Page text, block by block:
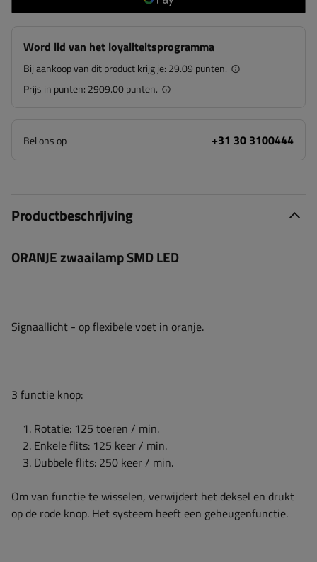
Word lid van het loyaliteitsprogramma
Bij aankoop van dit product krijg je: 29.09 punten.
Prijs in punten: 2909.00 punten.
Bel ons op +31 30 3100444
Productbeschrijving
ORANJE zwaailamp SMD LED
Signaallicht - op flexibele voet in oranje.
3 functie knop:
Rotatie: 125 toeren / min.
Enkele flits: 125 keer / min.
Dubbele flits: 250 keer / min.
Om van functie te wisselen, verwijdert het deksel en drukt
op de rode knop. Het systeem heeft een geheugenfunctie.